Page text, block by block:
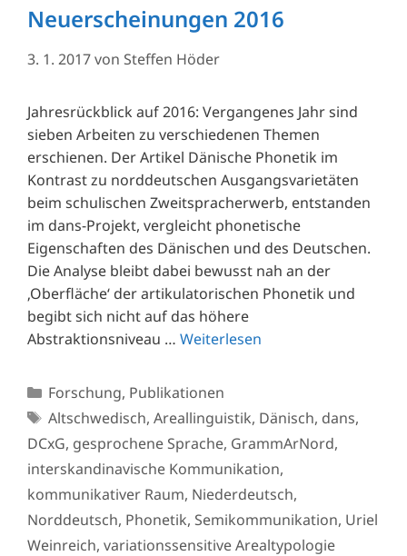
Neuerscheinungen 2016
3. 1. 2017von Steffen Höder
Jahresrückblick auf 2016: Vergangenes Jahr sind
sieben Arbeiten zu verschiedenen Themen
erschienen. Der Artikel Dänische Phonetik im
Kontrast zu norddeutschen Ausgangsvarietäten
beim schulischen Zweitspracherwerb, entstanden
im dans-Projekt, vergleicht phonetische
Eigenschaften des Dänischen und des Deutschen.
Die Analyse bleibt dabei bewusst nah an der
‚Oberfläche‘ der artikulatorischen Phonetik und
begibt sich nicht auf das höhere
Abstraktionsniveau … Weiterlesen
Kategorien
Forschung, Publikationen
Schlagwörter
Altschwedisch, Areallinguistik, Dänisch, dans,
DCxG, gesprochene Sprache, GrammArNord,
interskandinavische Kommunikation,
kommunikativer Raum, Niederdeutsch,
Norddeutsch, Phonetik, Semikommunikation, Uriel
Weinreich, variationssensitive Arealtypologie